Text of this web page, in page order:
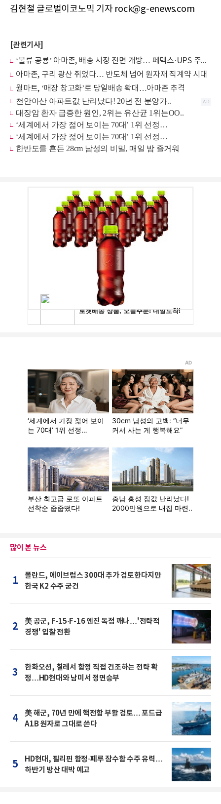
김현철 글로벌이코노믹 기자 rock@g-enews.com
[관련기사]
‘물류 공룡’ 아마존, 배송 시장 전면 개방… 페덱스·UPS 주가 ‘직격탄’
아마존, 구리 광산 쥐었다… 반도체 넘어 원자재 직계약 시대
월마트, ‘매장 창고화’로 당일배송 확대…아마존 추격
많이 본 뉴스
1
폴란드, 에이브럼스 300대 추가 검토한다지만
한국 K2 수주 굳건
2
美 공군, F-15·F-16 엔진 독점 깨나…'전략적
경쟁' 입찰 전환
3
한화오션, 칠레서 함정 직접 건조하는 전략 확
정…HD현대와 남미서 정면승부
4
美 해군, 70년 만에 핵전함 부활 검토… 포드급
A1B 원자로 그대로 쓴다
5
HD현대, 필리핀 함정·페루 잠수함 수주 유력…
하반기 방산 대박 예고